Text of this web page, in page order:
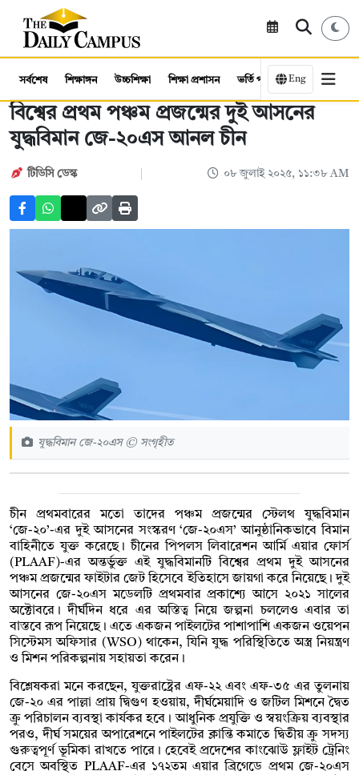
সর্বশেষ শিক্ষাঙ্গন উচ্চশিক্ষা শিক্ষা প্রশাসন ভর্তি পরীক্ষা কর্মসংস্থান
Eng
বিশ্বের প্রথম পঞ্চম প্রজন্মের দুই আসনের
যুদ্ধবিমান জে-২০এস আনল চীন
টিডিসি ডেস্ক ০৮ জুলাই ২০২৫, ১১:৩৮ AM
যুদ্ধবিমান জে-২০এস © সংগৃহীত
চীন প্রথমবারের মতো তাদের পঞ্চম প্রজন্মের স্টেলথ যুদ্ধবিমান
‘জে-২০’-এর দুই আসনের সংস্করণ ‘জে-২০এস’ আনুষ্ঠানিকভাবে বিমান
বাহিনীতে যুক্ত করেছে। চীনের পিপলস লিবারেশন আর্মি এয়ার ফোর্স
(PLAAF)-এর অন্তর্ভুক্ত এই যুদ্ধবিমানটি বিশ্বের প্রথম দুই আসনের
পঞ্চম প্রজন্মের ফাইটার জেট হিসেবে ইতিহাসে জায়গা করে নিয়েছে। দুই
আসনের জে-২০এস মডেলটি প্রথমবার প্রকাশ্যে আসে ২০২১ সালের
অক্টোবরে। দীর্ঘদিন ধরে এর অস্তিত্ব নিয়ে জল্পনা চললেও এবার তা
বাস্তবে রূপ নিয়েছে। এতে একজন পাইলটের পাশাপাশি একজন ওয়েপন
সিস্টেমস অফিসার (WSO) থাকেন, যিনি যুদ্ধ পরিস্থিতিতে অস্ত্র নিয়ন্ত্রণ
ও মিশন পরিকল্পনায় সহায়তা করেন।
বিশ্লেষকরা মনে করছেন, যুক্তরাষ্ট্রের এফ-২২ এবং এফ-৩৫ এর তুলনায়
জে-২০ এর পাল্লা প্রায় দ্বিগুণ হওয়ায়, দীর্ঘমেয়াদি ও জটিল মিশনে দ্বৈত
ক্রু পরিচালন ব্যবস্থা কার্যকর হবে। আধুনিক প্রযুক্তি ও স্বয়ংক্রিয় ব্যবস্থার
পরও, দীর্ঘ সময়ের অপারেশনে পাইলটের ক্লান্তি কমাতে দ্বিতীয় ক্রু সদস্য
গুরুত্বপূর্ণ ভূমিকা রাখতে পারে। হেবেই প্রদেশের কাংঝোউ ফ্লাইট ট্রেনিং
বেসে অবস্থিত PLAAF-এর ১৭২তম এয়ার ব্রিগেডে প্রথম জে-২০এস